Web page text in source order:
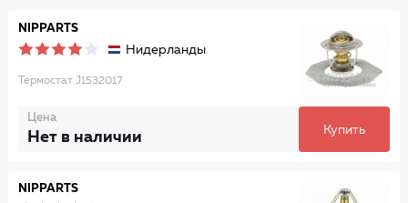
NIPPARTS
Нидерланды
Термостат J1532017
Цена
Нет в наличии Купить
NIPPARTS